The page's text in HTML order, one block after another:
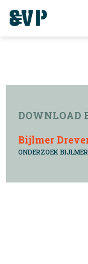
DOWNLOAD
Bijlmer
ONDERZOEK